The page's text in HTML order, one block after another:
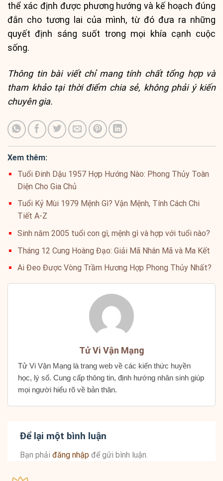
thể xác định được phương hướng và kế hoạch đúng
đắn cho tương lai của mình, từ đó đưa ra những
quyết định sáng suốt trong mọi khía cạnh cuộc
sống.
Thông tin bài viết chỉ mang tính chất tổng hợp và
tham khảo tại thời điểm chia sẻ, không phải ý kiến
chuyên gia.
Xem thêm:
Tuổi Đinh Dậu 1957 Hợp Hướng Nào: Phong Thủy Toàn
Diện Cho Gia Chủ
Tuổi Kỷ Mùi 1979 Mệnh Gì? Vận Mệnh, Tính Cách Chi
Tiết A-Z
Sinh năm 2005 tuổi con gì, mệnh gì và hợp với tuổi nào?
Tháng 12 Cung Hoàng Đạo: Giải Mã Nhân Mã và Ma Kết
Ai Đeo Được Vòng Trầm Hương Hợp Phong Thủy Nhất?
Tử Vi Vận Mạng
Tử Vi Vận Mạng là trang web về các kiến thức huyền
học, lý số. Cung cấp thông tin, định hướng nhân sinh giúp
mọi người hiểu rõ về bản thân.
Để lại một bình luận
Bạn phải đăng nhập để gửi bình luận.